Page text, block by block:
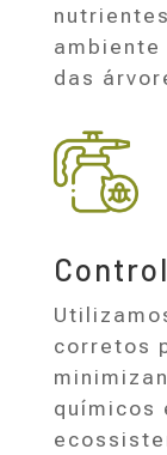
das
corretos
químicos